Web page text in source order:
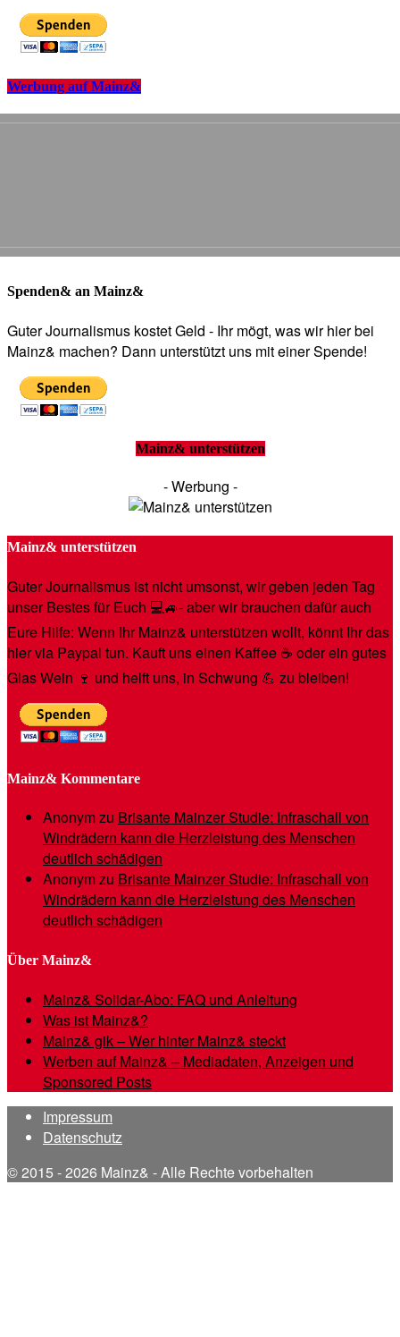
Werbung auf Mainz&
Spenden& an Mainz&
Guter Journalismus kostet Geld - Ihr mögt, was wir hier bei
Mainz& machen? Dann unterstützt uns mit einer Spende!
Mainz& unterstützen
- Werbung -
Mainz& unterstützen
Guter Journalismus ist nicht umsonst, wir geben jeden Tag
unser Bestes für Euch 💻🚙- aber wir brauchen dafür auch
Eure Hilfe: Wenn Ihr Mainz& unterstützen wollt, könnt Ihr das
hier via Paypal tun. Kauft uns einen Kaffee ☕️ oder ein gutes
Glas Wein 🍷 und helft uns, in Schwung 💪 zu bleiben!
Mainz& Kommentare
Anonymzu Brisante Mainzer Studie: Infraschall von
Windrädern kann die Herzleistung des Menschen
deutlich schädigen
Anonymzu Brisante Mainzer Studie: Infraschall von
Windrädern kann die Herzleistung des Menschen
deutlich schädigen
Über Mainz&
Mainz& Solidar-Abo: FAQ und Anleitung
Was ist Mainz&?
Mainz& gik – Wer hinter Mainz& steckt
Werben auf Mainz& – Mediadaten, Anzeigen und
Sponsored Posts
Impressum
Datenschutz
© 2015 - 2026 Mainz& - Alle Rechte vorbehalten